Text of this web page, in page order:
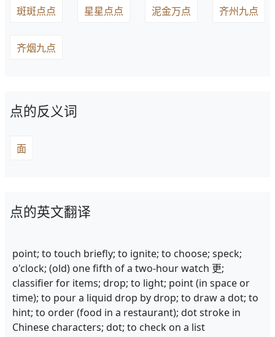
斑斑点点 星星点点 泥金万点 齐州九点
齐烟九点
点的反义词
面
点的英文翻译
point; to touch briefly; to ignite; to choose; speck;
o'clock; (old) one fifth of a two-hour watch 更;
classifier for items; drop; to light; point (in space or
time); to pour a liquid drop by drop; to draw a dot; to
hint; to order (food in a restaurant); dot stroke in
Chinese characters; dot; to check on a list